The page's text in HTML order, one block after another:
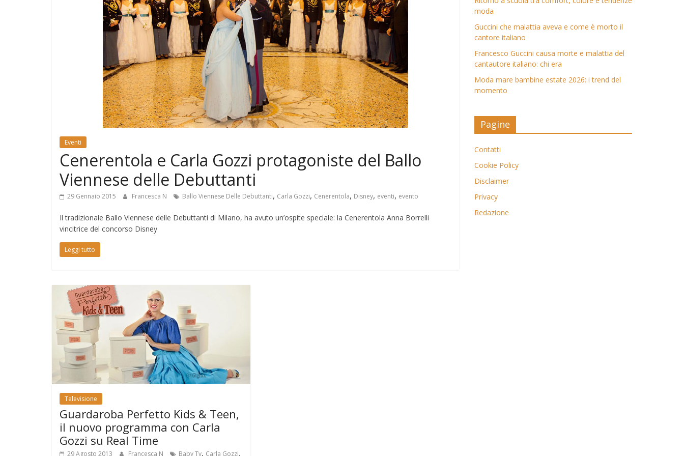
Eventi
Cenerentola e Carla Gozzi protagoniste del Ballo
Viennese delle Debuttanti
29 Gennaio 2015 Francesca N Ballo Viennese Delle Debuttanti, Carla Gozzi, Cenerentola, Disney, eventi, evento
Il tradizionale Ballo Viennese delle Debuttanti di Milano, ha avuto un’ospite speciale: la Cenerentola Anna Borrelli
vincitrice del concorso Disney
Leggi tutto
Televisione
Guardaroba Perfetto Kids & Teen,
il nuovo programma con Carla
Gozzi su Real Time
29 Agosto 2013 Francesca N Baby Tv, Carla Gozzi,
moda
Guccini che malattia aveva e come è morto il
cantore italiano
Francesco Guccini causa morte e malattia del
cantautore italiano: chi era
Moda mare bambine estate 2026: i trend del
momento
Pagine
Contatti
Cookie Policy
Disclaimer
Privacy
Redazione